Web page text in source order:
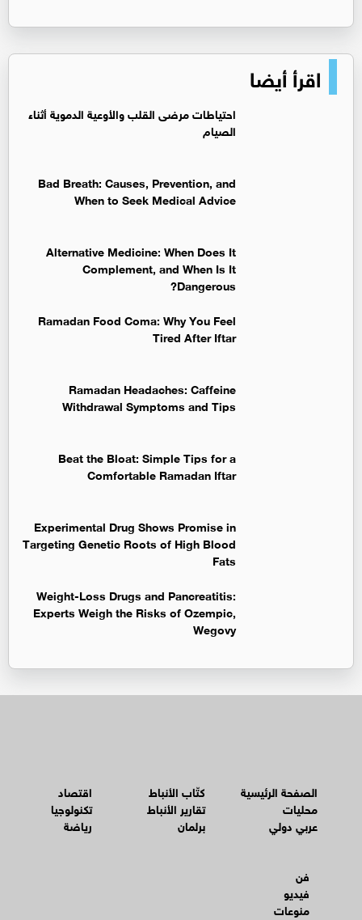
اقرأ أيضا
‏احتياطات مرضى القلب والأوعية الدموية أثناء
الصيام
Bad Breath: Causes, Prevention, and
When to Seek Medical Advice
Alternative Medicine: When Does It
Complement, and When Is It
Dangerous?
Ramadan Food Coma: Why You Feel
Tired After Iftar
Ramadan Headaches: Caffeine
Withdrawal Symptoms and Tips
Beat the Bloat: Simple Tips for a
Comfortable Ramadan Iftar
Experimental Drug Shows Promise in
Targeting Genetic Roots of High Blood
Fats
Weight-Loss Drugs and Pancreatitis:
Experts Weigh the Risks of Ozempic,
Wegovy
الصفحة الرئيسية
محليات
عربي دولي
كتّاب الأنباط
تقارير الأنباط
برلمان
اقتصاد
تكنولوجيا
رياضة
فن
فيديو
منوعات